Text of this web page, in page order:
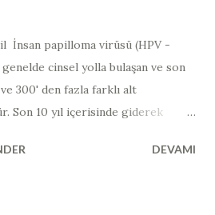
İnsan papilloma virüsü (HPV -
cinsel yolla bulaşan ve son
300' den fazla farklı alt
Son 10 yıl içerisinde giderek
olarak adlandırılan
DEVAMI